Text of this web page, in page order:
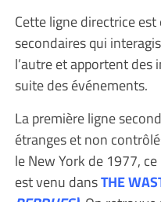
Cette ligne directrice
secondaires qui
l’autre et apportent
suite des événements.
La première ligne
étranges et non
le New York de 1977,
est venu dansTHE